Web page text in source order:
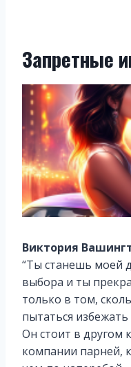
Запретные
Виктория
“Ты станешь моей
выбора и ты
только в том,
пытаться
Он стоит в другом
компании парней,